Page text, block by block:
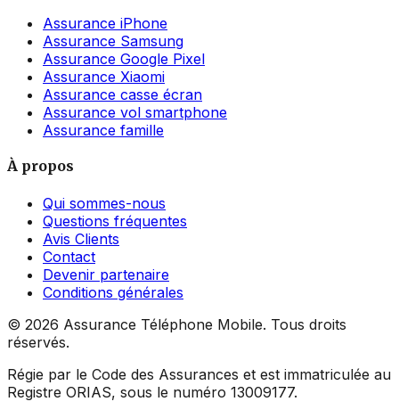
Assurance iPhone
Assurance Samsung
Assurance Google Pixel
Assurance Xiaomi
Assurance casse écran
Assurance vol smartphone
Assurance famille
À propos
Qui sommes-nous
Questions fréquentes
Avis Clients
Contact
Devenir partenaire
Conditions générales
© 2026 Assurance Téléphone Mobile. Tous droits
réservés.
Régie par le Code des Assurances et est immatriculée au
Registre ORIAS, sous le numéro 13009177.